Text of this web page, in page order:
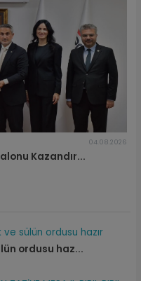
04.08.2026
Kazandır...
ordusu haz...